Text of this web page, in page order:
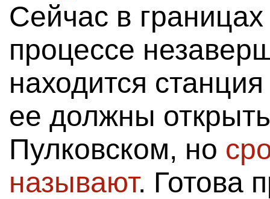
Сейчас в
процессе
находится
ее должны
Пулковском, но
называют. Готова